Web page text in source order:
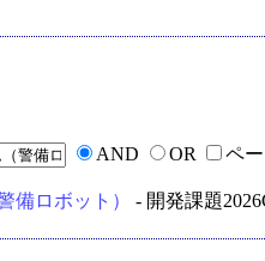
AND OR ペ
備ロボット） - 開発課題